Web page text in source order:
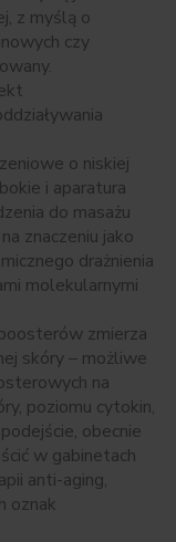
z myślą o
czy
o niskiej
i aparatura
do masażu
znaczeniu jako
drażnienia
molekularnymi
zmierza
skóry – możliwe
na
poziomu cytokin,
obecnie
w gabinetach
anti-aging,
oznak